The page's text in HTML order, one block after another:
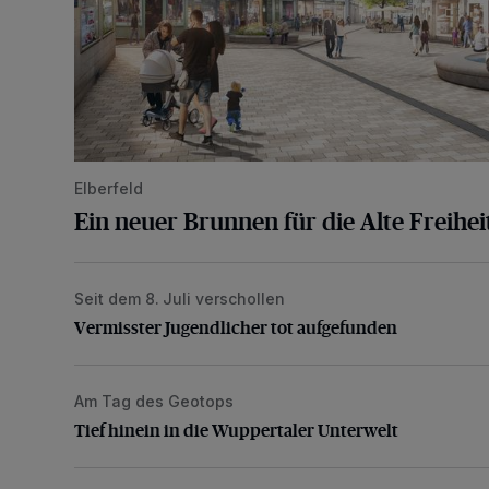
Elberfeld
Ein neuer Brunnen für die Alte
Vermisster Jugendlicher tot aufgefunden
Seit dem 8. Juli verschollen
Vermisster Jugendlicher tot aufgefunden
Tief hinein in die Wuppertaler Unterwelt
Am Tag des Geotops
Tief hinein in die Wuppertaler Unterwelt